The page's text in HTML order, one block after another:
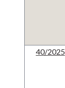
40/2025